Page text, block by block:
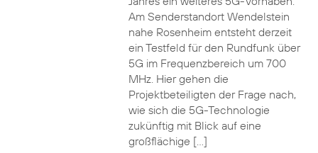
Am Senderstandort Wendelstein
nahe Rosenheim entsteht derzeit
ein Testfeld für den Rundfunk über
5G im Frequenzbereich um 700
MHz. Hier gehen die
Projektbeteiligten der Frage nach,
wie sich die 5G-Technologie
zukünftig mit Blick auf eine
großflächige […]